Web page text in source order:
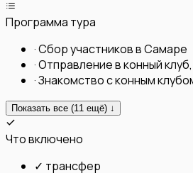
Программа тура
·Сбор участников в Самаре
·Отправление в конный
·Знакомство с конным
Показать все (11 ещё) ↓
Что включено
✓ трансфер